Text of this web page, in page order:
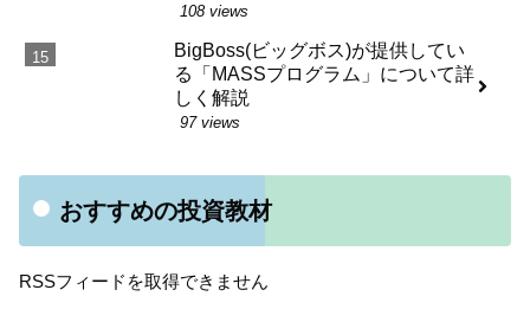
108 views
BigBoss(ビッグボス)が提供してい
る「MASSプログラム」について詳
しく解説
97 views
おすすめの投資教材
RSSフィードを取得できません